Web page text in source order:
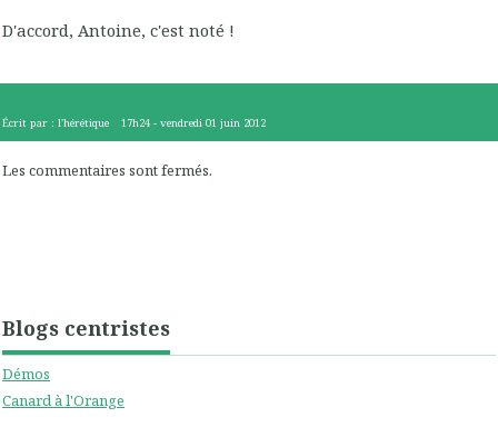
Blogs centristes
Démos
Canard à l'Orange
D'accord, Antoine, c'est noté !
Écrit par : l'hérétique 17h24 -vendredi 01 juin 2012
Les commentaires sont fermés.